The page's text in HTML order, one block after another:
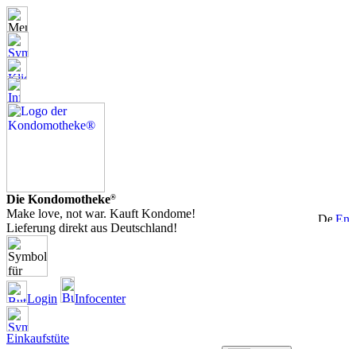
Die Kondomotheke®
Make love, not war. Kauft Kondome!
Lieferung direkt aus Deutschland!
Login Infocenter
Einkaufstüte